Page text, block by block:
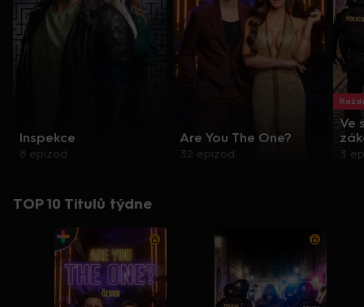
Inspekce
8 epizod
Are You The One?
32 epizod
Ve
3
TOP 10 Titulů týdne